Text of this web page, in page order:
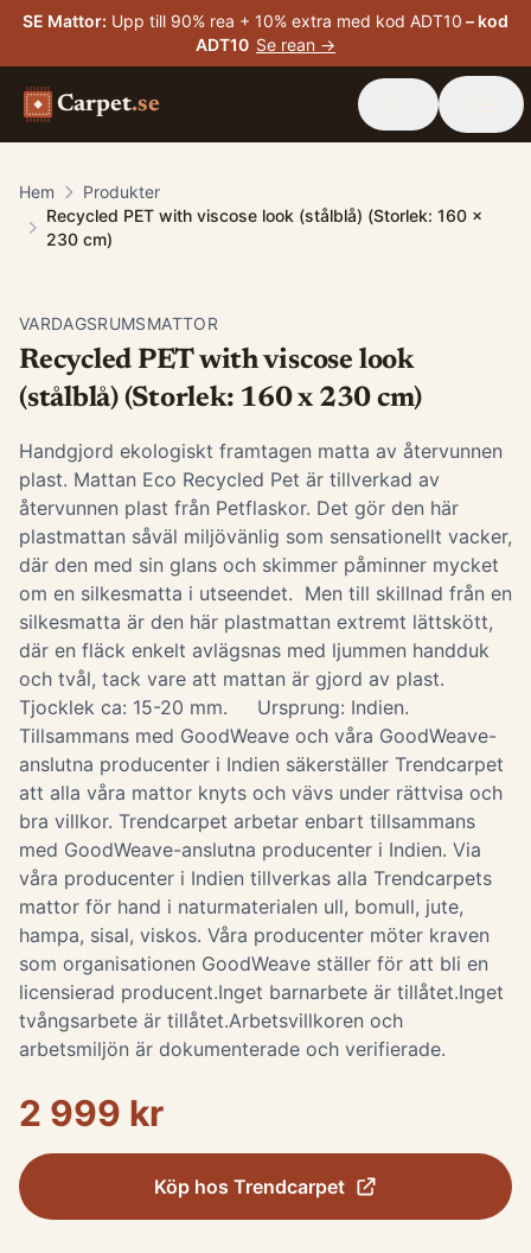
SE Mattor: Upp till 90% rea + 10% extra med kod ADT10 – kod
ADT10 Se rean →
Carpet.se
Hem
Produkter
Recycled PET with viscose look (stålblå) (Storlek: 160 x
230 cm)
VARDAGSRUMSMATTOR
Recycled PET with viscose look
(stålblå) (Storlek: 160 x 230 cm)
Handgjord ekologiskt framtagen matta av återvunnen
plast. Mattan Eco Recycled Pet är tillverkad av
återvunnen plast från Petflaskor. Det gör den här
plastmattan såväl miljövänlig som sensationellt vacker,
där den med sin glans och skimmer påminner mycket
om en silkesmatta i utseendet. Men till skillnad från en
silkesmatta är den här plastmattan extremt lättskött,
där en fläck enkelt avlägsnas med ljummen handduk
och tvål, tack vare att mattan är gjord av plast.
Tjocklek ca: 15-20 mm. Ursprung: Indien.
Tillsammans med GoodWeave och våra GoodWeave-
anslutna producenter i Indien säkerställer Trendcarpet
att alla våra mattor knyts och vävs under rättvisa och
bra villkor. Trendcarpet arbetar enbart tillsammans
med GoodWeave-anslutna producenter i Indien. Via
våra producenter i Indien tillverkas alla Trendcarpets
mattor för hand i naturmaterialen ull, bomull, jute,
hampa, sisal, viskos. Våra producenter möter kraven
som organisationen GoodWeave ställer för att bli en
licensierad producent.Inget barnarbete är tillåtet.Inget
tvångsarbete är tillåtet.Arbetsvillkoren och
arbetsmiljön är dokumenterade och verifierade.
2 999 kr
Köp hos Trendcarpet